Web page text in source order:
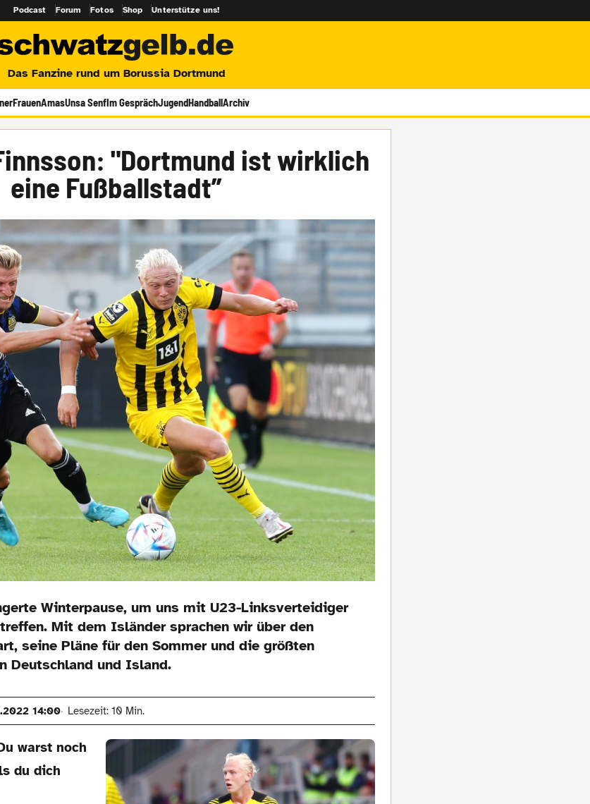
Podcast Forum Fotos Shop Unterstütze uns!
Das Fanzine rund um Borussia Dortmund
FrauenAmasUnsa SenfIm GesprächJugendHandballArchiv
"Dortmund ist wirklich
eine Fußballstadt”
Winterpause, um uns mit U23-Linksverteidiger
Mit dem Isländer sprachen wir über den
seine Pläne für den Sommer und die größten
Deutschland und Island.
14:00 Lesezeit: 10 Min.
warst noch
du dich